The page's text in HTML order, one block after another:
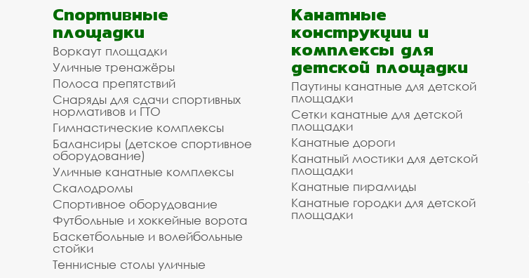
Спортивные
площадки
Воркаут площадки
Уличные тренажёры
Полоса препятствий
Снаряды для сдачи спортивных
нормативов и ГТО
Гимнастические комплексы
Балансиры (детское спортивное
оборудование)
Уличные канатные комплексы
Скалодромы
Спортивное оборудование
Футбольные и хоккейные ворота
Баскетбольные и волейбольные
стойки
Теннисные столы уличные
Канатные
конструкции и
комплексы для
детской площадки
Паутины канатные для детской
площадки
Сетки канатные для детской
площадки
Канатные дороги
Канатный мостики для детской
площадки
Канатные пирамиды
Канатные городки для детской
площадки